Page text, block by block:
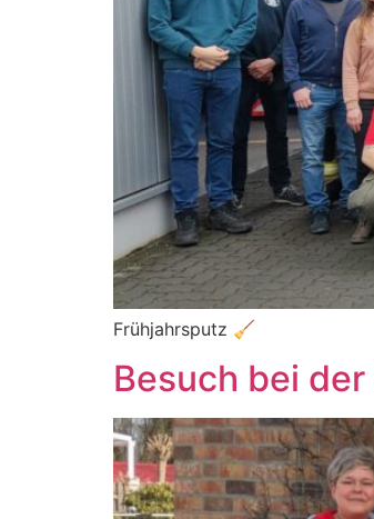
Frühjahrsputz 🧹
Besuch bei